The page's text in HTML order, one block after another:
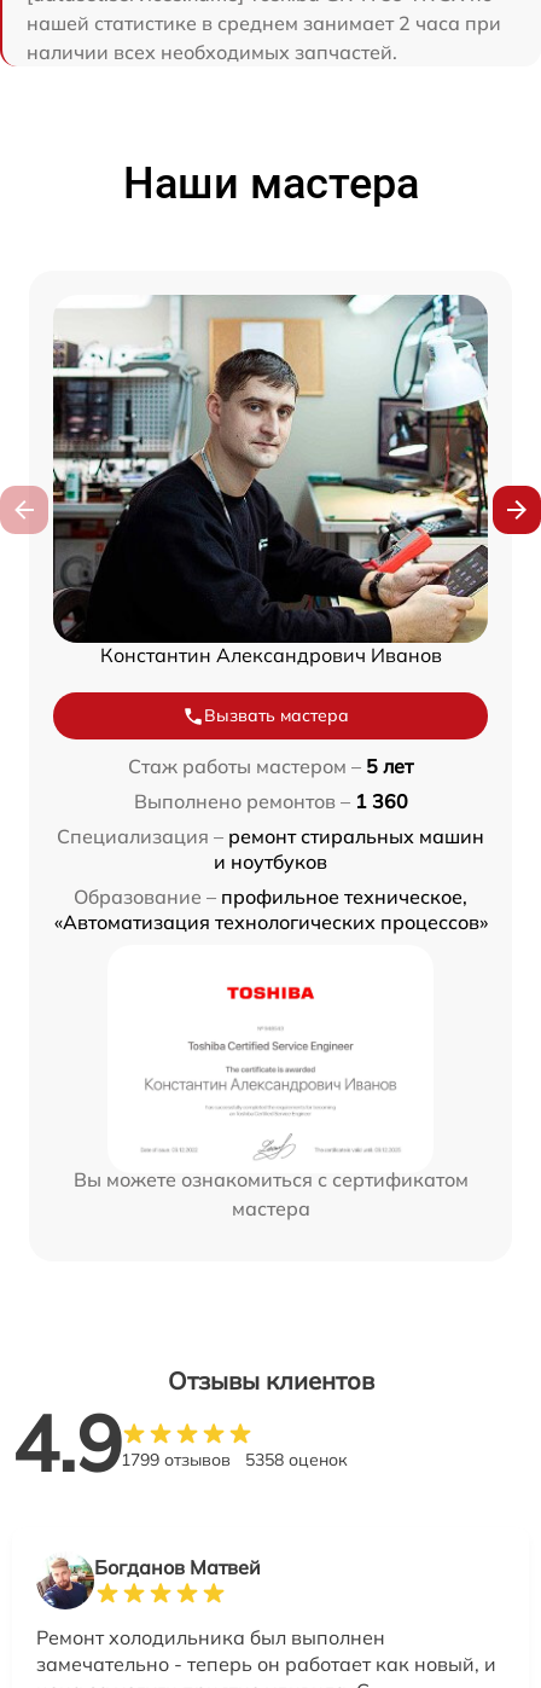
нашей статистике в среднем занимает 2 часа при
наличии всех необходимых запчастей.
Наши мастера
Константин Александрович Иванов
Вызвать мастера
Стаж работы мастером – 5 лет
Выполнено ремонтов – 1 360
Специализация – ремонт стиральных машин
и ноутбуков
Образование – профильное техническое,
«Автоматизация технологических процессов»
Вы можете ознакомиться с сертификатом
мастера
Отзывы клиентов
4.91799 отзывов 5358 оценок
Богданов Матвей
Ремонт холодильника был выполнен
замечательно - теперь он работает как новый, и